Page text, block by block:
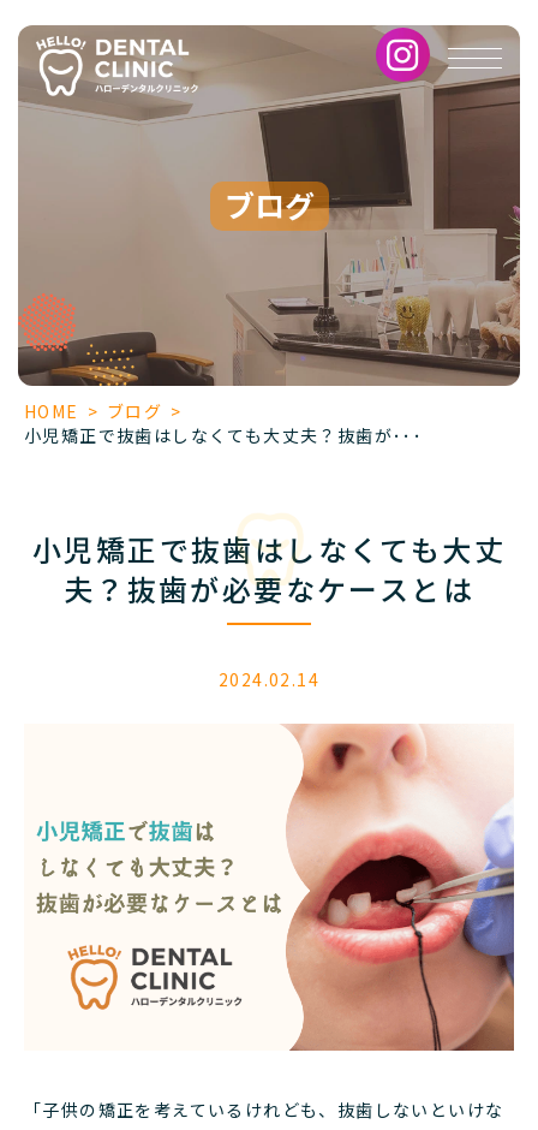
小
児
矯
し
く
て
も
大
丈
要
な
ケ
ブログ
HOME > ブログ >
小児矯正で抜歯はしなくても大丈夫？抜歯が･･･
小児矯正で抜歯はしなくても大丈
夫？抜歯が必要なケースとは
2024.02.14
「子供の矯正を考えているけれども、抜歯しないといけな